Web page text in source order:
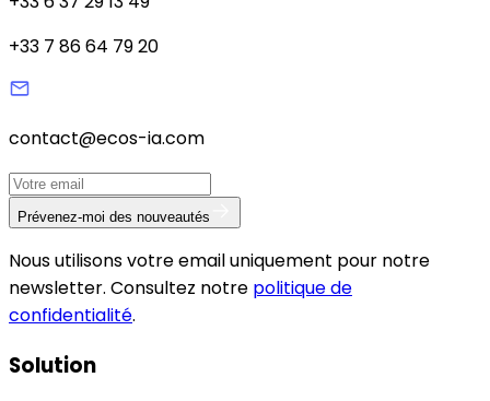
+33 7 86 64 79 20
contact@ecos-ia.com
Prévenez-moi des nouveautés
Nous utilisons votre email uniquement pour notre
newsletter. Consultez notre politique de
confidentialité.
Solution